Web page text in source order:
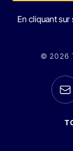
En cliquant
© 2026